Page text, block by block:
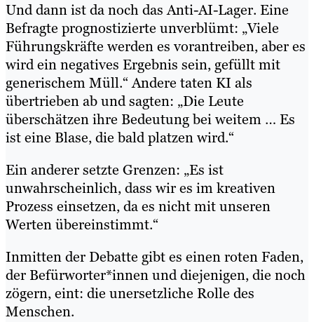
Und dann ist da noch das Anti-AI-Lager. Eine
Befragte prognostizierte unverblümt: „Viele
Führungskräfte werden es vorantreiben, aber es
wird ein negatives Ergebnis sein, gefüllt mit
generischem Müll.“ Andere taten KI als
übertrieben ab und sagten: „Die Leute
überschätzen ihre Bedeutung bei weitem … Es
ist eine Blase, die bald platzen wird.“
Ein anderer setzte Grenzen: „Es ist
unwahrscheinlich, dass wir es im kreativen
Prozess einsetzen, da es nicht mit unseren
Werten übereinstimmt.“
Inmitten der Debatte gibt es einen roten Faden,
der Befürworter*innen und diejenigen, die noch
zögern, eint: die unersetzliche Rolle des
Menschen.